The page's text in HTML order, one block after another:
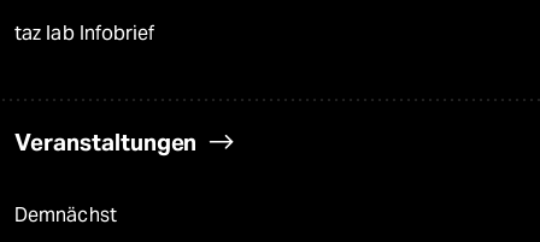
taz lab Infobrief
Veranstaltungen
Demnächst